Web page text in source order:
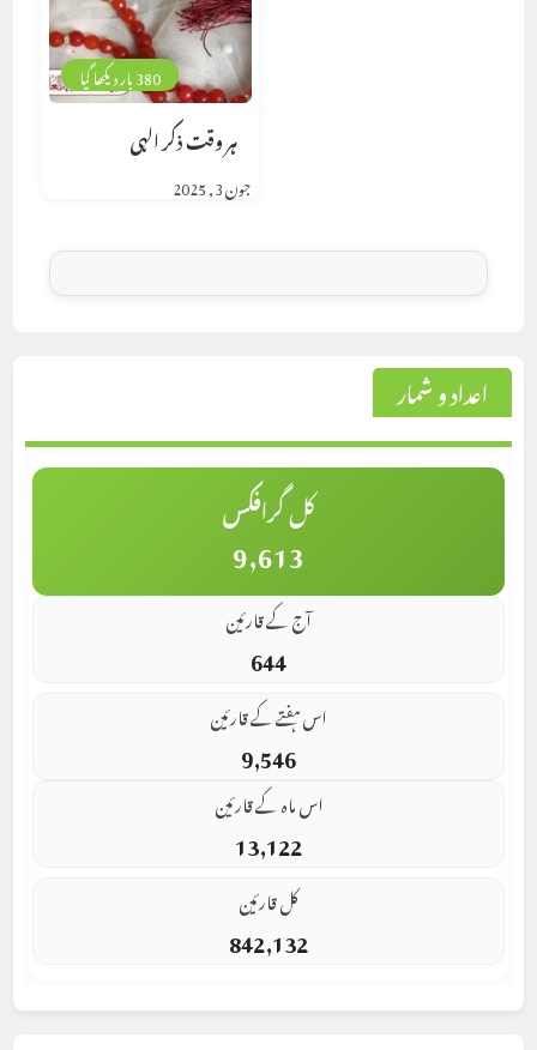
380 بار دیکھا گیا
ہر وقت ذکر الہی
جون 3, 2025
اعداد و شمار
کل گرافکس
9,613
آج کے قارئین
644
اس ہفتے کے قارئین
9,546
اس ماہ کے قارئین
13,122
کل قارئین
842,132